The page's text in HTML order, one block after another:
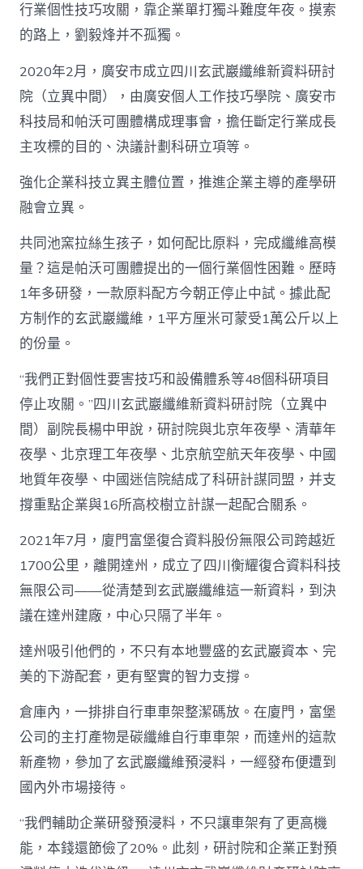
行業個性技巧攻關，靠企業單打獨斗難度年夜。摸索
的路上，劉毅烽并不孤獨。
2020年2月，廣安市成立四川玄武巖纖維新資料研討
院（立異中間），由廣安個人工作技巧學院、廣安市
科技局和帕沃可團體構成理事會，擔任斷定行業成長
主攻標的目的、決議計劃科研立項等。
強化企業科技立異主體位置，推進企業主導的產學研
融會立異。
共同池窯拉絲生孩子，如何配比原料，完成纖維高模
量？這是帕沃可團體提出的一個行業個性困難。歷時
1年多研發，一款原料配方今朝正停止中試。據此配
方制作的玄武巖纖維，1平方厘米可蒙受1萬公斤以上
的份量。
“我們正對個性要害技巧和設備體系等48個科研項目
停止攻關。”四川玄武巖纖維新資料研討院（立異中
間）副院長楊中甲說，研討院與北京年夜學、清華年
夜學、北京理工年夜學、北京航空航天年夜學、中國
地質年夜學、中國迷信院結成了科研計謀同盟，并支
撐重點企業與16所高校樹立計謀一起配合關系。
2021年7月，廈門富堡復合資料股份無限公司跨越近
1700公里，離開達州，成立了四川衡耀復合資料科技
無限公司——從清楚到玄武巖纖維這一新資料，到決
議在達州建廠，中心只隔了半年。
達州吸引他們的，不只有本地豐盛的玄武巖資本、完
美的下游配套，更有堅實的智力支撐。
倉庫內，一排排自行車車架整潔碼放。在廈門，富堡
公司的主打產物是碳纖維自行車車架，而達州的這款
新產物，參加了玄武巖纖維預浸料，一經發布便遭到
國內外市場接待。
“我們輔助企業研發預浸料，不只讓車架有了更高機
能，本錢還節儉了20%。此刻，研討院和企業正對預